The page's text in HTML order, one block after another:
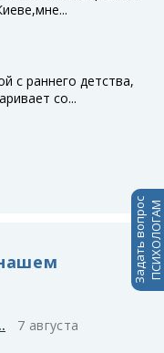
с раннего детства,
со...
7 августа
Задать вопросПСИХОЛОГАМ